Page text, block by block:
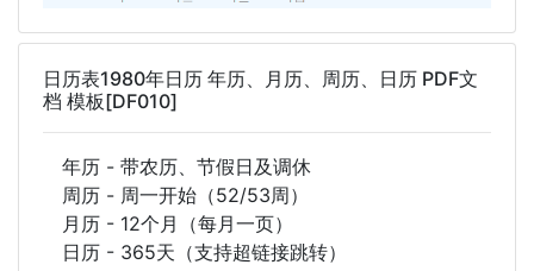
日历表1980年日历 年历、月历、周历、日历 PDF文
档 模板[DF010]
年历 - 带农历、节假日及调休
周历 - 周一开始（52/53周）
月历 - 12个月（每月一页）
日历 - 365天（支持超链接跳转）